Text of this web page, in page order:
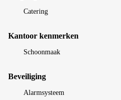
Catering
Kantoor kenmerken
Schoonmaak
Beveiliging
Alarmsysteem